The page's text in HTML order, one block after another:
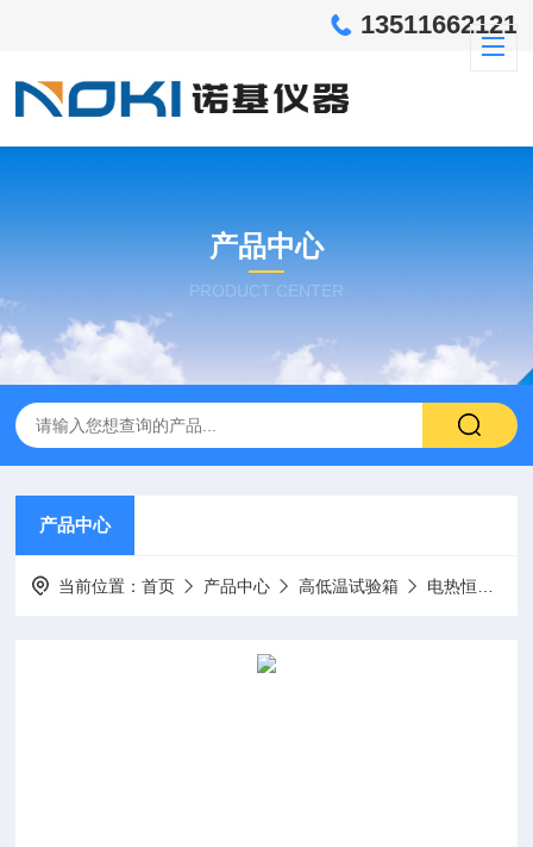
13511662121
产品中心
PRODUCT CENTER
产品中心
当前位置：首页 产品中心 高低温试验箱 电热恒温培养箱